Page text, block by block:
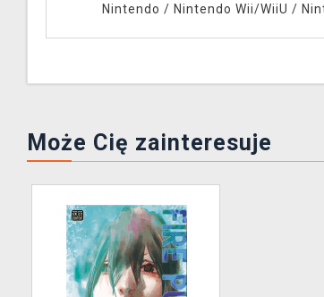
Nintendo / Nintendo Wii/WiiU /
Może Cię zainteresuje